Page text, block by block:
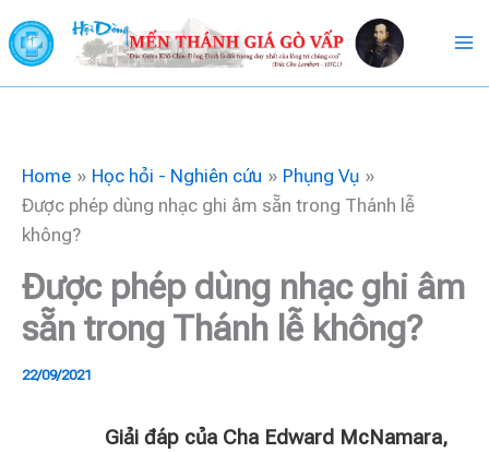
to
content
Home Học hỏi - Nghiên cứu
Phụng Vụ
Được phép dùng nhạc ghi âm sẵn trong Thánh lễ
không?
Được phép dùng nhạc ghi âm
sẵn trong Thánh lễ không?
22/09/2021
Giải đáp của Cha Edward McNamara,